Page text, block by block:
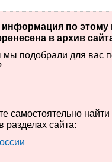
туры
информация по
в архив
мы подобрали для вас
самостоятельно
разделах сайта: